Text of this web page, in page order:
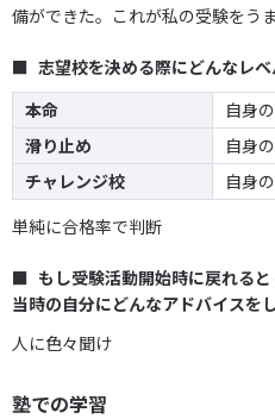
備ができた。これが私の受験をう
志望校を決める際にどんなレ
本命
自身
滑り止め
自身
チャレンジ校
自身
単純に合格率で判断
もし受験活動開始時に戻れる
当時の自分にどんなアドバイスを
人に色々聞け
塾での学習